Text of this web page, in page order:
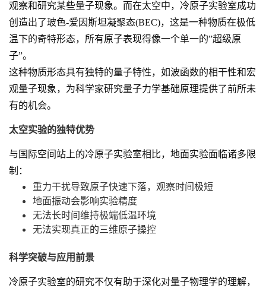
观察和研究某些量子现象。而在太空中，冷原子实验室成功
创造出了玻色-爱因斯坦凝聚态(BEC)，这是一种物质在极低
温下的奇特形态，所有原子表现得像一个单一的”超级原
子”。
这种物质形态具有独特的量子特性，如波函数的相干性和宏
观量子现象，为科学家研究量子力学基础原理提供了前所未
有的机会。
太空实验的独特优势
与国际空间站上的冷原子实验室相比，地面实验面临诸多限
制：
重力干扰导致原子快速下落，观察时间极短
地面振动会影响实验精度
无法长时间维持极端低温环境
无法实现真正的三维原子操控
科学突破与应用前景
冷原子实验室的研究不仅有助于深化对量子物理学的理解，